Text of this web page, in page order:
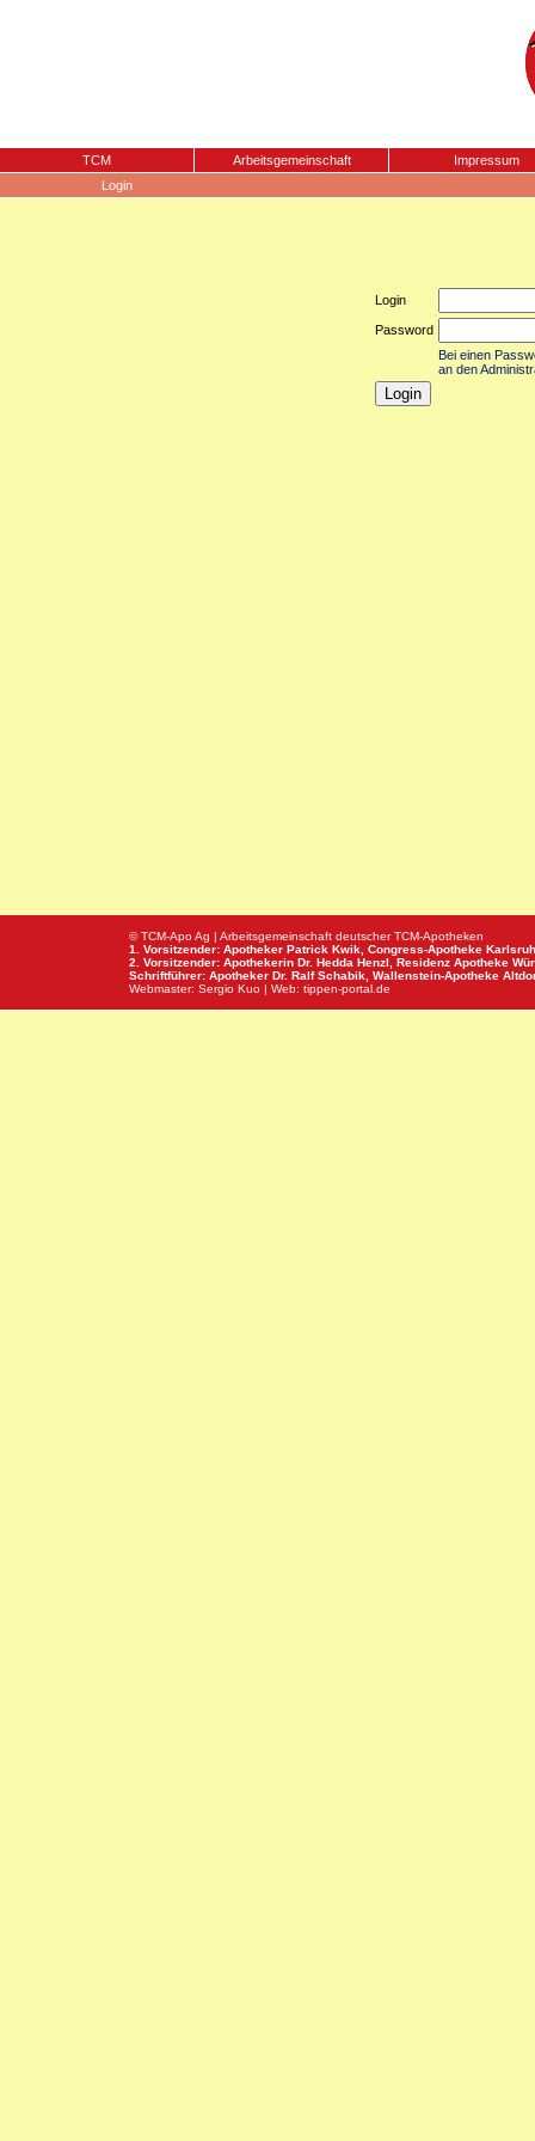
TCM Arbeitsgemeinschaft
Impressum
Login
Login
Password
Bei einen
an den
© TCM-Apo Ag | Arbeitsgemeinschaft deutscher TCM-Apotheken
1. Vorsitzender: Apotheker Patrick Kwik, Congress-Apotheke
2. Vorsitzender: Apothekerin Dr. Hedda Henzl, Residenz Apotheke
Schriftführer: Apotheker Dr. Ralf Schabik, Wallenstein-Apotheke
Webmaster: Sergio Kuo | Web: tippen-portal.de